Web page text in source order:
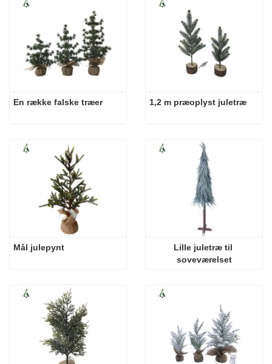
En række falske træer 1,2 m præoplyst juletræ
Mål julepynt
Lille juletræ til
soveværelset